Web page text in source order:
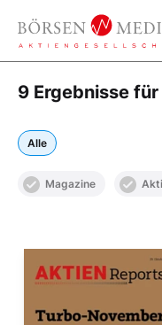
9 Ergebnisse
Alle
Magazine